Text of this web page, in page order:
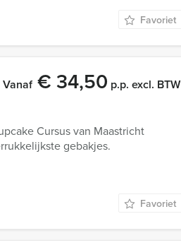
Favoriet
Vanaf€ 34,50 p.p. excl. BTW
Cursus van Maastricht
gebakjes.
Favoriet